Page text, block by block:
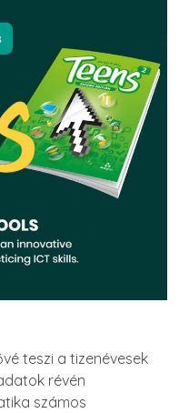
teszi a tizenévesek
révén
számos